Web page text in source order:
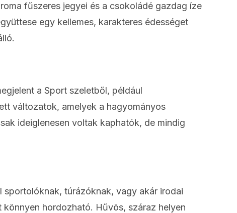
fűszeres jegyei és a csokoládé gazdag íze
egy kellemes, karakteres édességet
a Sport szeletből, például
változatok, amelyek a hagyományos
ideiglenesen voltak kaphatók, de mindig
túrázóknak, vagy akár irodai
hordozható. Hűvös, száraz helyen